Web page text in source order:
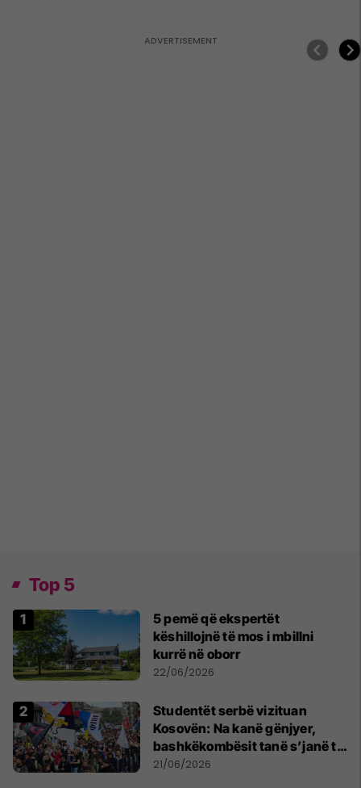
Top 5
5 pemë që ekspertët
këshillojnë të mos i mbillni
kurrë në oborr
22/06/2026
Studentët serbë vizituan
Kosovën: Na kanë gënjyer,
bashkëkombësit tanë s’janë të
shtypur
21/06/2026